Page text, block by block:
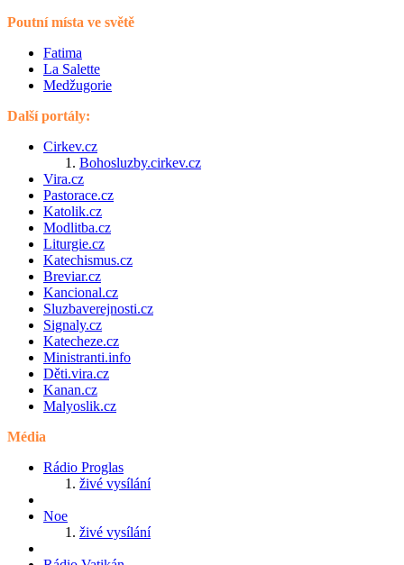
Poutní místa ve světě
Fatima
La Salette
Medžugorie
Další portály:
Cirkev.cz
Bohosluzby.cirkev.cz
Vira.cz
Pastorace.cz
Katolik.cz
Modlitba.cz
Liturgie.cz
Katechismus.cz
Breviar.cz
Kancional.cz
Sluzbaverejnosti.cz
Signaly.cz
Katecheze.cz
Ministranti.info
Děti.vira.cz
Kanan.cz
Malyoslik.cz
Média
Rádio Proglas
živé vysílání
Noe
živé vysílání